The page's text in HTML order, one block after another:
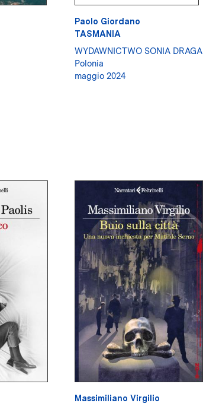
Paolo Giordano
TASMANIA
WYDAWNICTWO SONIA DRAGA
Polonia
maggio 2024
Massimiliano Virgilio